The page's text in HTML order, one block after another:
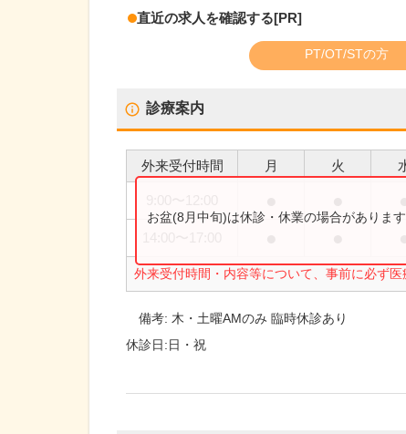
直近の求人を確認する[PR]
PT/OT/STの方
診療案内
外来受付時間 月 火
外来受付時間・内容等について、事前に必ず医
お盆(8月中旬)は休診・休業の場合がありま
備考: 木・土曜AMのみ 臨時休診あり
休診日:日・祝